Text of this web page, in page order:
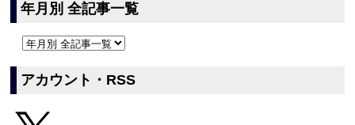
年月別 全記事一覧
アカウント・RSS